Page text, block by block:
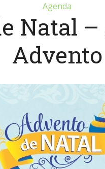
Agenda
Natal –
Advento